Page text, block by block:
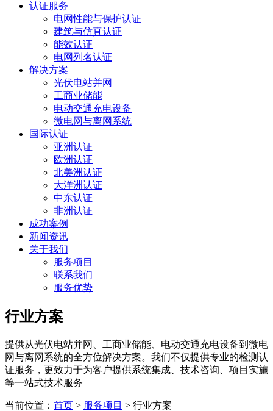
认证服务
电网性能与保护认证
建筑与仿真认证
能效认证
电网列名认证
解决方案
光伏电站并网
工商业储能
电动交通充电设备
微电网与离网系统
国际认证
亚洲认证
欧洲认证
北美洲认证
大洋洲认证
中东认证
非洲认证
成功案例
新闻资讯
关于我们
服务项目
联系我们
服务优势
行业方案
提供从光伏电站并网、工商业储能、电动交通充电设备到微电
网与离网系统的全方位解决方案。我们不仅提供专业的检测认
证服务，更致力于为客户提供系统集成、技术咨询、项目实施
等一站式技术服务
当前位置： 首页 > 服务项目 > 行业方案